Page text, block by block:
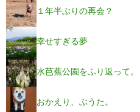
１年半ぶりの再会？
幸せすぎる夢
水芭蕉公園をふり返って。
おかえり、ぶうた。